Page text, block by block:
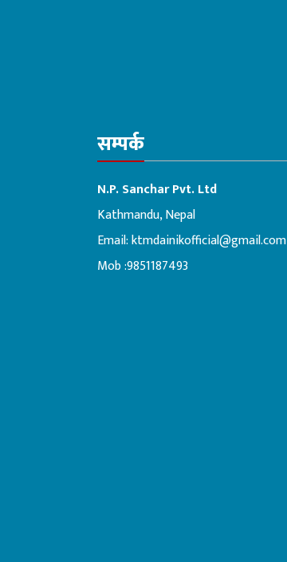
सम्पर्क
N.P. Sanchar Pvt. Ltd
Kathmandu, Nepal
Email:ktmdainikofficial@gmail.com
Mob :9851187493